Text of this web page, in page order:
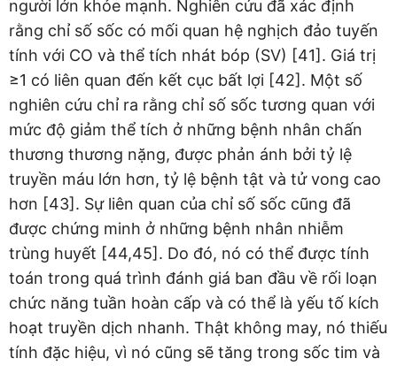
người lớn khỏe mạnh. Nghiên cứu đã xác định
rằng chỉ số sốc có mối quan hệ nghịch đảo tuyến
tính với CO và thể tích nhát bóp (SV) [41]. Giá trị
≥1 có liên quan đến kết cục bất lợi [42]. Một số
nghiên cứu chỉ ra rằng chỉ số sốc tương quan với
mức độ giảm thể tích ở những bệnh nhân chấn
thương thương nặng, được phản ánh bởi tỷ lệ
truyền máu lớn hơn, tỷ lệ bệnh tật và tử vong cao
hơn [43]. Sự liên quan của chỉ số sốc cũng đã
được chứng minh ở những bệnh nhân nhiễm
trùng huyết [44,45]. Do đó, nó có thể được tính
toán trong quá trình đánh giá ban đầu về rối loạn
chức năng tuần hoàn cấp và có thể là yếu tố kích
hoạt truyền dịch nhanh. Thật không may, nó thiếu
tính đặc hiệu, vì nó cũng sẽ tăng trong sốc tim và